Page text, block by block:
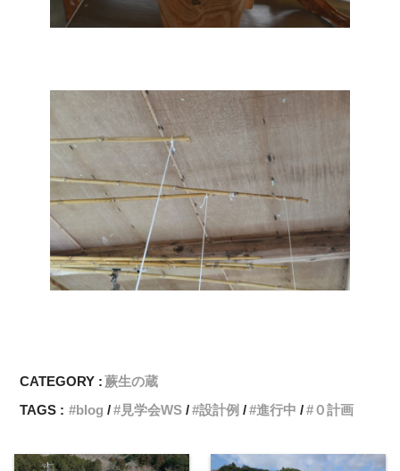
CATEGORY :蕨生の蔵
TAGS :
blog 見学会WS 設計例 進行中 ０計画